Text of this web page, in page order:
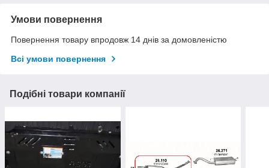
Умови повернення
Повернення товару впродовж 14 днів за домовленістю
Всі умови повернення
Подібні товари компанії